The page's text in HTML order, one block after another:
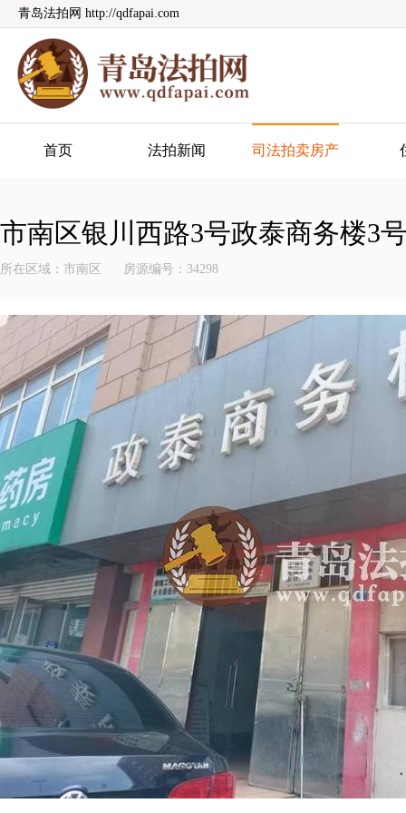
青岛法拍网 http://qdfapai.com
青岛法拍网
首页 法拍新闻 司法拍卖房产
市南区银川西路3号政泰商务楼3
所在区域：市南区 房源编号：34298